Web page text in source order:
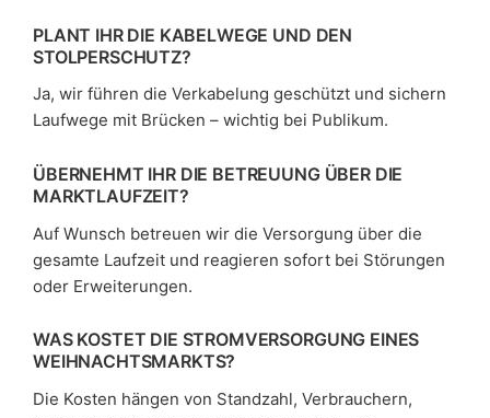
PLANT IHR DIE KABELWEGE UND DEN
STOLPERSCHUTZ?
Ja, wir führen die Verkabelung geschützt und sichern
Laufwege mit Brücken – wichtig bei Publikum.
ÜBERNEHMT IHR DIE BETREUUNG ÜBER DIE
MARKTLAUFZEIT?
Auf Wunsch betreuen wir die Versorgung über die
gesamte Laufzeit und reagieren sofort bei Störungen
oder Erweiterungen.
WAS KOSTET DIE STROMVERSORGUNG EINES
WEIHNACHTSMARKTS?
Die Kosten hängen von Standzahl, Verbrauchern,